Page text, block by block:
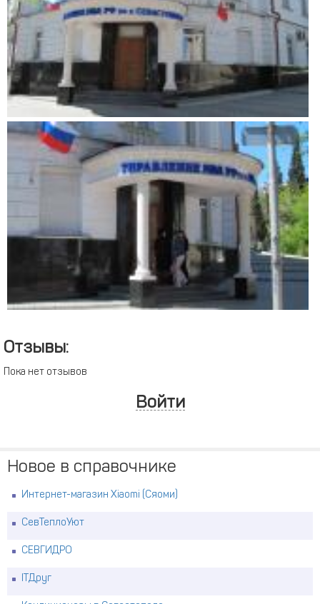
Отзывы:
Пока нет отзывов
Войти
Новое в справочнике
Интернет-магазин Xiaomi (Сяоми)
СевТеплоУют
СЕВГИДРО
ITДруг